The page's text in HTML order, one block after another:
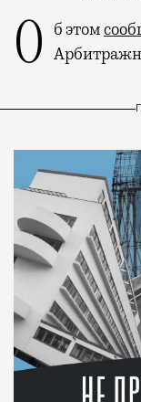
Об этом